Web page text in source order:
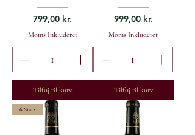
Pris
799,00 kr.
Moms Inkluderet
Tilføj til kurv
Pris
999,00 kr.
Moms Inkluderet
Tilføj til kurv
6 Stars